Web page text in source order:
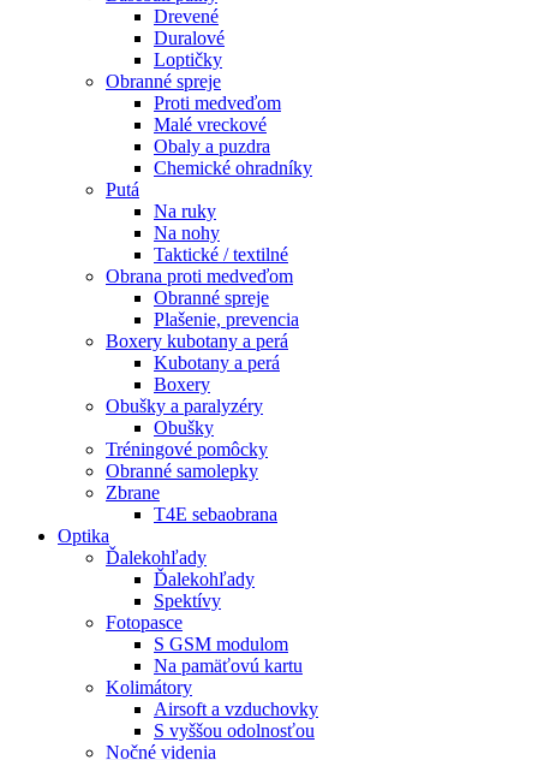
Drevené
Duralové
Loptičky
Obranné spreje
Proti medveďom
Malé vreckové
Obaly a puzdra
Chemické ohradníky
Putá
Na ruky
Na nohy
Taktické / textilné
Obrana proti medveďom
Obranné spreje
Plašenie, prevencia
Boxery kubotany a perá
Kubotany a perá
Boxery
Obušky a paralyzéry
Obušky
Tréningové pomôcky
Obranné samolepky
Zbrane
T4E sebaobrana
Optika
Ďalekohľady
Ďalekohľady
Spektívy
Fotopasce
S GSM modulom
Na pamäťovú kartu
Kolimátory
Airsoft a vzduchovky
S vyššou odolnosťou
Nočné videnia